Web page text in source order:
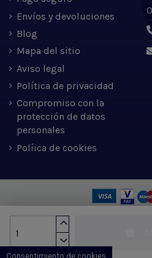
Envíos y devoluciones
Blog
Mapa del sitio
Aviso legal
Política de privacidad
Compromiso con la
protección de datos
personales
Políica de cookies
Zulu Tactical S.L. © 2022 |
Consentimiento de cookies